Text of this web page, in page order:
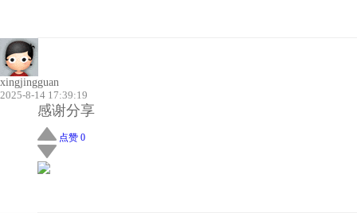
xingjingguan
2025-8-14 17:39:19
感谢分享
点赞 0